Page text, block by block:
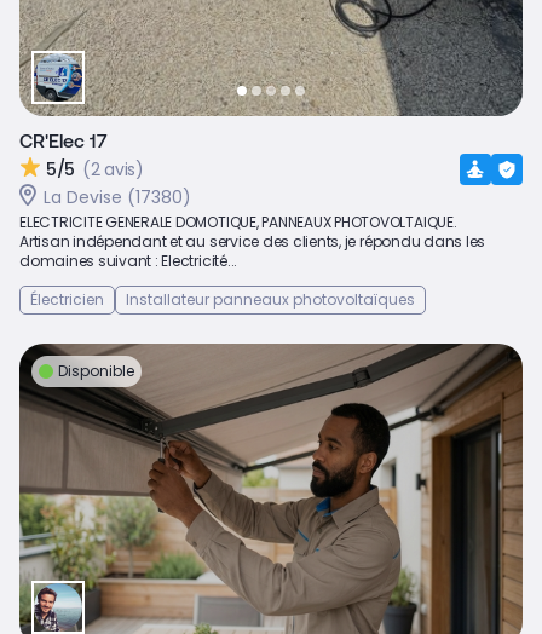
CR'Elec 17
5/5 (2 avis)
La Devise (17380)
ELECTRICITE GENERALE DOMOTIQUE, PANNEAUX PHOTOVOLTAIQUE.
Artisan indépendant et au service des clients, je répondu dans les
domaines suivant : Electricité...
Électricien
Installateur panneaux photovoltaïques
Disponible